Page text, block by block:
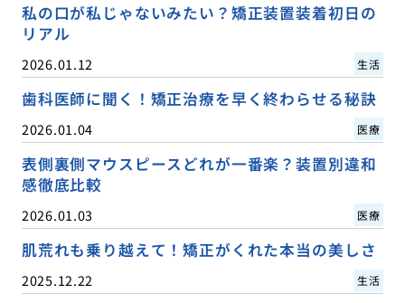
私の口が私じゃないみたい？矯正装置装着初日の
リアル
2026.01.12 生活
歯科医師に聞く！矯正治療を早く終わらせる秘訣
2026.01.04 医療
表側裏側マウスピースどれが一番楽？装置別違和
感徹底比較
2026.01.03 医療
肌荒れも乗り越えて！矯正がくれた本当の美しさ
2025.12.22 生活